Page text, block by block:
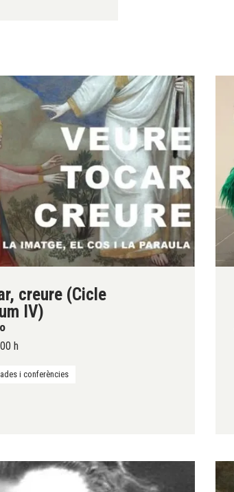
creure (Cicle
IV)
h
i conferències